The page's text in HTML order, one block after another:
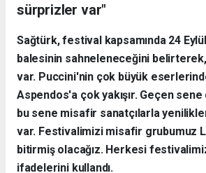
sürprizler var"
Sağtürk, festival kapsamında 24
balesinin sahneleneceğini
var. Puccini'nin çok büyük
Aspendos'a çok yakışır. Geçen sene
bu sene misafir sanatçılarla
var. Festivalimizi misafir grubumuz
bitirmiş olacağız. Herkesi
ifadelerini kullandı.